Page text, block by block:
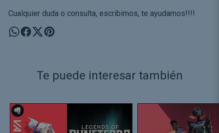
Cualquier duda o consulta, escribimos, te ayudamos!!!!
Te puede interesar también